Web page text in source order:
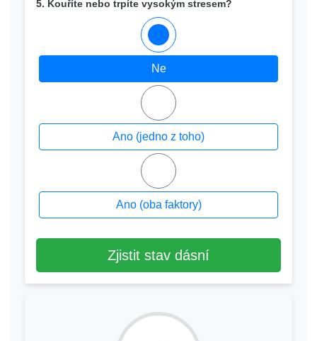
5. Kouříte nebo trpíte vysokým stresem?
Ne
Ano (jedno z toho)
Ano (oba faktory)
Zjistit stav dásní